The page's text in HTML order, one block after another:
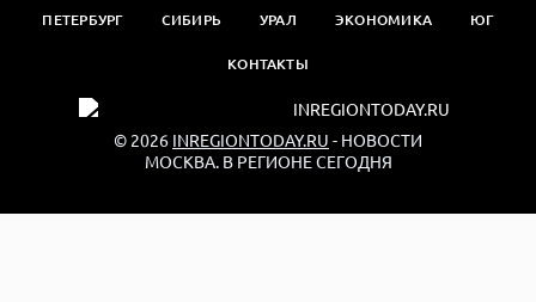
ПЕТЕРБУРГ СИБИРЬ УРАЛ ЭКОНОМИКА ЮГ
КОНТАКТЫ
© 2026 INREGIONTODAY.RU - НОВОСТИ
МОСКВА. В РЕГИОНЕ СЕГОДНЯ